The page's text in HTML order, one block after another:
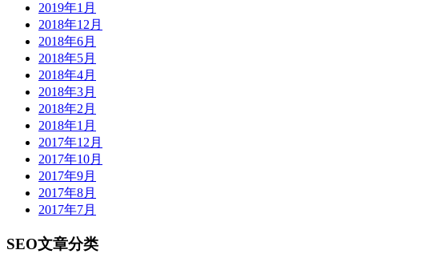
2019年1月
2018年12月
2018年6月
2018年5月
2018年4月
2018年3月
2018年2月
2018年1月
2017年12月
2017年10月
2017年9月
2017年8月
2017年7月
SEO文章分类